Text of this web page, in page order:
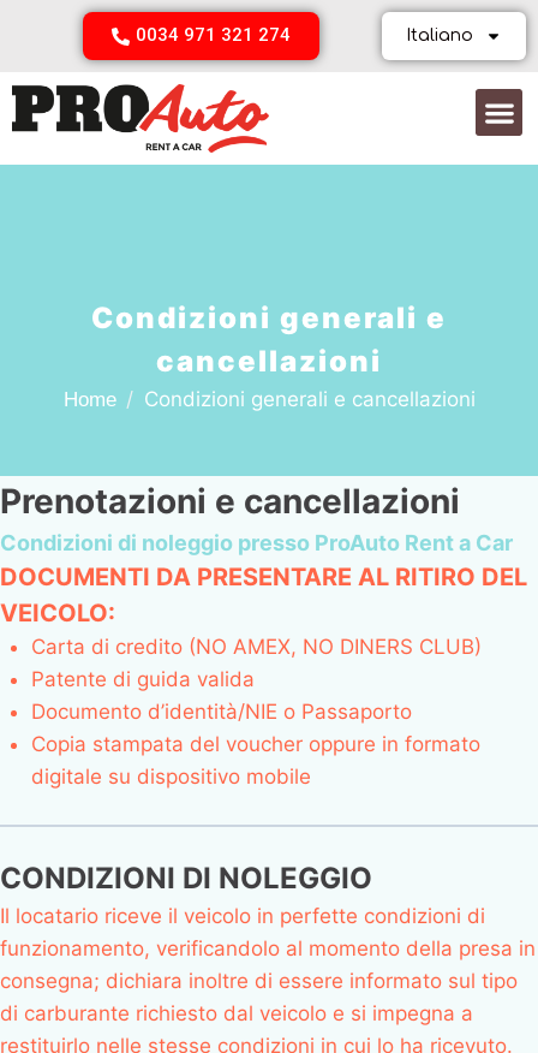
0034 971 321 274 Italiano
Condizioni generali e
cancellazioni
Home Condizioni generali e cancellazioni
Prenotazioni e cancellazioni
Condizioni di noleggio presso ProAuto Rent a Car
DOCUMENTI DA PRESENTARE AL RITIRO DEL
VEICOLO:
Carta di credito (NO AMEX, NO DINERS CLUB)
Patente di guida valida
Documento d’identità/NIE o Passaporto
Copia stampata del voucher oppure in formato
digitale su dispositivo mobile
CONDIZIONI DI NOLEGGIO
Il locatario riceve il veicolo in perfette condizioni di
funzionamento, verificandolo al momento della presa in
consegna; dichiara inoltre di essere informato sul tipo
di carburante richiesto dal veicolo e si impegna a
restituirlo nelle stesse condizioni in cui lo ha ricevuto.